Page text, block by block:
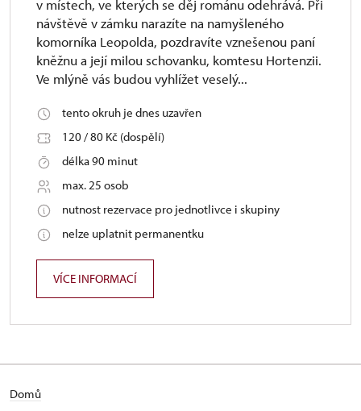
v místech, ve kterých se děj románu odehrává. Při
návštěvě v zámku narazíte na namyšleného
komorníka Leopolda, pozdravíte vznešenou paní
kněžnu a její milou schovanku, komtesu Hortenzii.
Ve mlýně vás budou vyhlížet veselý...
tento okruh je dnes uzavřen
120 / 80 Kč (dospělí)
délka 90 minut
max. 25 osob
nutnost rezervace pro jednotlivce i skupiny
nelze uplatnit permanentku
VÍCE INFORMACÍ
Domů